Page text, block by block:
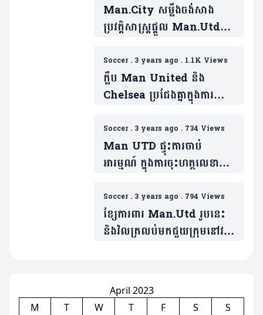
Man.City សម្លឹង​ចង់សាង
ប្រវត្តិសាស្រ្តផ្តួល Man.Utd
លើកទី៧
Soccer. 3 years ago . 1.1K Views
ក្លឹប Man United និង
Chelsea ប្រជែងគ្នាក្នុងការ
Juventus រូបនេះ…
Soccer. 3 years ago . 734 Views
Man UTD ផ្ទុះការចាប់
អារម្មណ៍ ក្នុងការចុះហត្ថលេខាលើ
រដោះដូរកីឡាករនារដូវក្តៅនេះ
Soccer. 3 years ago . 794 Views
ខ្សែការពារ Man.Utd រូបនេះ
និងវិលត្រលប់មកជួយក្រុមនៅវគ្គ
April 2023
M
T W T F S
S